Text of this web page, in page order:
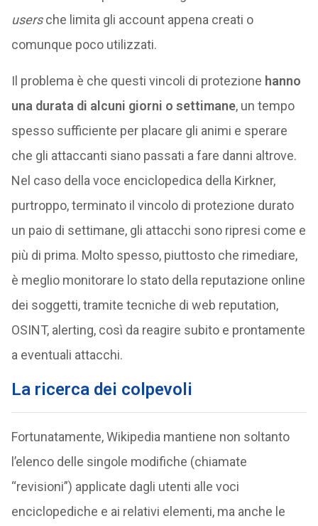
usersche limita gli account appena creati o
comunque poco utilizzati.
Il problema è che questi vincoli di protezione hanno
una durata di alcuni giorni o settimane, un tempo
spesso sufficiente per placare gli animi e sperare
che gli attaccanti siano passati a fare danni altrove.
Nel caso della voce enciclopedica della Kirkner,
purtroppo, terminato il vincolo di protezione durato
un paio di settimane, gli attacchi sono ripresi come e
più di prima. Molto spesso, piuttosto che rimediare,
è meglio monitorare lo stato della reputazione online
dei soggetti, tramite tecniche di web reputation,
OSINT, alerting, così da reagire subito e prontamente
a eventuali attacchi.
La ricerca dei colpevoli
Fortunatamente, Wikipedia mantiene non soltanto
l’elenco delle singole modifiche (chiamate
“revisioni”) applicate dagli utenti alle voci
enciclopediche e ai relativi elementi, ma anche le